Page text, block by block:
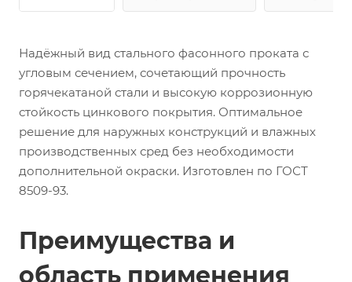
Надёжный вид стального фасонного проката с
угловым сечением, сочетающий прочность
горячекатаной стали и высокую коррозионную
стойкость цинкового покрытия. Оптимальное
решение для наружных конструкций и влажных
производственных сред без необходимости
дополнительной окраски. Изготовлен по ГОСТ
8509-93.
Преимущества и
область применения